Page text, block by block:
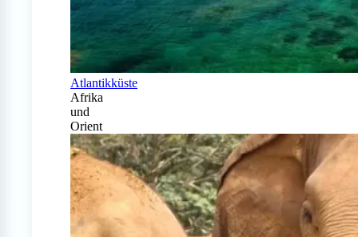
Atlantikküste
Afrika
und
Orient